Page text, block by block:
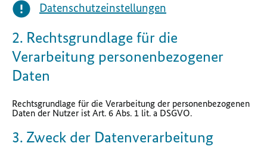
Datenschutzeinstellungen
2. Rechtsgrundlage für die
Verarbeitung personenbezogener
Daten
Rechtsgrundlage für die Verarbeitung der personenbezogenen
Daten der Nutzer ist Art. 6 Abs. 1 lit. a DSGVO.
3. Zweck der Datenverarbeitung